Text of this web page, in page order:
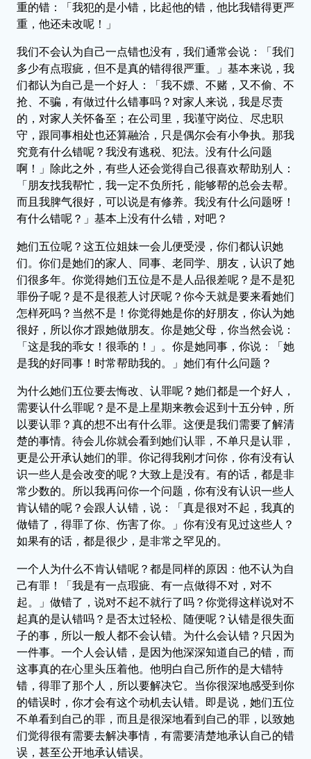
重的错：「我犯的是小错，比起他的错，他比我错得更严
重，他还未改呢！」
我们不会认为自己一点错也没有，我们通常会说：「我们
多少有点瑕疵，但不是真的错得很严重。」基本来说，我
们都认为自己是一个好人：「我不嫖、不赌，又不偷、不
抢、不骗，有做过什么错事吗？对家人来说，我是尽责
的，对家人关怀备至；在公司里，我谨守岗位、尽忠职
守，跟同事相处也还算融洽，只是偶尔会有小争执。那我
究竟有什么错呢？我没有逃税、犯法。没有什么问题
啊！」除此之外，有些人还会觉得自己很喜欢帮助别人：
「朋友找我帮忙，我一定不负所托，能够帮的总会去帮。
而且我脾气很好，可以说是有修养。我没有什么问题呀！
有什么错呢？」基本上没有什么错，对吧？
她们五位呢？这五位姐妹一会儿便受浸，你们都认识她
们。你们是她们的家人、同事、老同学、朋友，认识了她
们很多年。你觉得她们五位是不是人品很差呢？是不是犯
罪份子呢？是不是很惹人讨厌呢？你今天就是要来看她们
怎样死吗？当然不是！你觉得她是你的好朋友，你认为她
很好，所以你才跟她做朋友。你是她父母，你当然会说：
「这是我的乖女！很乖的！」。你是她同事，你说：「她
是我的好同事！时常帮助我的。」她们有什么问题？
为什么她们五位要去悔改、认罪呢？她们都是一个好人，
需要认什么罪呢？是不是上星期来教会迟到十五分钟，所
以要认罪？真的想不出有什么罪。这便是我们需要了解清
楚的事情。待会儿你就会看到她们认罪，不单只是认罪，
更是公开承认她们的罪。你记得我刚才问你，你有没有认
识一些人是会改变的呢？大致上是没有。有的话，都是非
常少数的。所以我再问你一个问题，你有没有认识一些人
肯认错的呢？会跟人认错，说：「真是很对不起，我真的
做错了，得罪了你、伤害了你。」你有没有见过这些人？
如果有的话，都是很少，是非常之罕见的。
一个人为什么不肯认错呢？都是同样的原因：他不认为自
己有罪！「我是有一点瑕疵、有一点做得不对，对不
起。」做错了，说对不起不就行了吗？你觉得这样说对不
起真的是认错吗？是否太过轻松、随便呢？认错是很失面
子的事，所以一般人都不会认错。为什么会认错？只因为
一件事。一个人会认错，是因为他深深知道自己的错，而
这事真的在心里头压着他。他明白自己所作的是大错特
错，得罪了那个人，所以要解决它。当你很深地感受到你
的错误时，你才会有这个动机去认错。即是说，她们五位
不单看到自己的罪，而且是很深地看到自己的罪，以致她
们觉得很有需要去解决事情，有需要清楚地承认自己的错
误，甚至公开地承认错误。